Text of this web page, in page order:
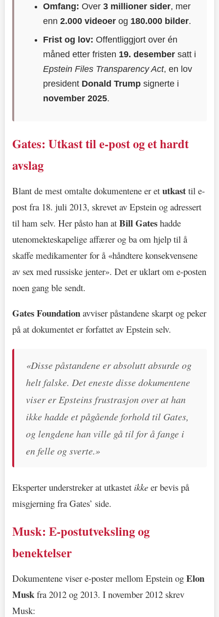
Omfang: Over3 millioner sider, mer
enn2.000 videoer og 180.000 bilder.
Frist og lov: Offentliggjort over én
måned etter fristen 19. desember satt i
Epstein Files Transparency Act, en lov
president Donald Trump signerte i
november 2025.
Gates: Utkast til e-post og et hardt
avslag
Blant de mest omtalte dokumentene er et utkast til e-
post fra 18. juli 2013, skrevet av Epstein og adressert
til ham selv. Her påsto han at Bill Gates hadde
utenomekteskapelige affærer og ba om hjelp til å
skaffe medikamenter for å «håndtere konsekvensene
av sex med russiske jenter». Det er uklart om e-posten
noen gang ble sendt.
Gates Foundation avviser påstandene skarpt og peker
på at dokumentet er forfattet av Epstein selv.
«Disse påstandene er absolutt absurde og
helt falske. Det eneste disse dokumentene
viser er Epsteins frustrasjon over at han
ikke hadde et pågående forhold til Gates,
og lengdene han ville gå til for å fange i
en felle og sverte.»
Eksperter understreker at utkastet ikke er bevis på
misgjerning fra Gates’ side.
Musk: E-postutveksling og
benektelser
Dokumentene viser e-poster mellom Epstein og Elon
Musk fra 2012 og 2013. I november 2012 skrev
Musk: